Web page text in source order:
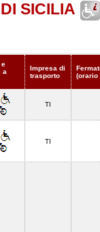
SICILIA
e
a
Impresa di
trasporto
(orario
TI
TI